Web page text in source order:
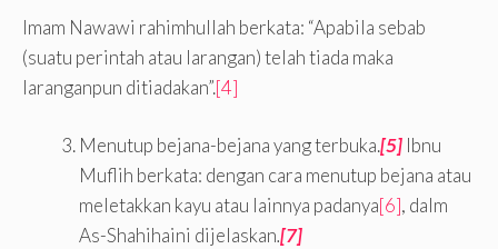
Imam Nawawi rahimhullah berkata: “Apabila sebab
(suatu perintah atau larangan) telah tiada maka
laranganpun ditiadakan”.[4]
Menutup bejana-bejana yang terbuka.[5] Ibnu
Muflih berkata: dengan cara menutup bejana atau
meletakkan kayu atau lainnya padanya[6], dalm
As-Shahihaini dijelaskan.[7]